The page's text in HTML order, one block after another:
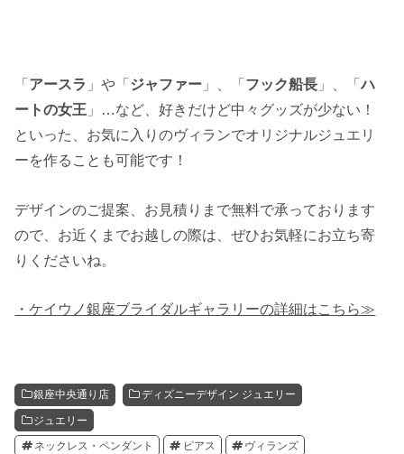
「アースラ 」や「ジャファー 」、「フック船長 」、「ハ
ートの女王 」…など、好きだけど中々グッズが少ない！
といった、お気に入りのヴィランでオリジナルジュエリ
ーを作ることも可能です！
デザインのご提案、お見積りまで無料で承っております
ので、お近くまでお越しの際は、ぜひお気軽にお立ち寄
りくださいね。
・ケイウノ銀座ブライダルギャラリーの詳細はこちら≫
銀座中央通り店 ディズニーデザイン ジュエリー
ジュエリー
ネックレス・ペンダント ピアス ヴィランズ